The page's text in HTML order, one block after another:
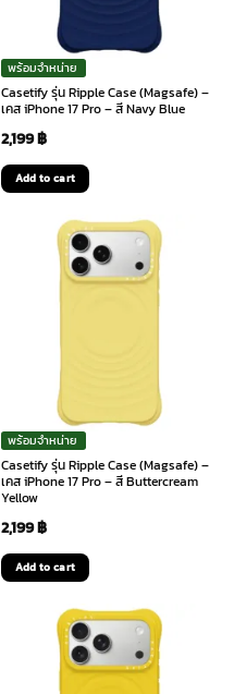
พร้อมจำหน่าย
Casetify รุ่น Ripple Case (Magsafe) –
เคส iPhone 17 Pro – สี Navy Blue
2,199฿
Add to cart
พร้อมจำหน่าย
Casetify รุ่น Ripple Case (Magsafe) –
เคส iPhone 17 Pro – สี Buttercream
Yellow
2,199฿
Add to cart